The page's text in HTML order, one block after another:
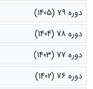
دوره 79 (1405)
دوره 78 (1404)
دوره 77 (1403)
دوره 76 (1402)